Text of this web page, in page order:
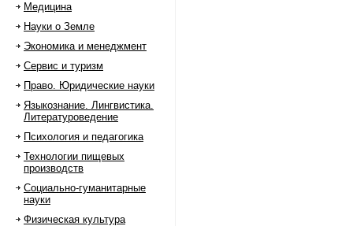
Медицина
Науки о Земле
Экономика и менеджмент
Сервис и туризм
Право. Юридические науки
Языкознание. Лингвистика.
Литературоведение
Психология и педагогика
Технологии пищевых
производств
Социально-гуманитарные
науки
Физическая культура